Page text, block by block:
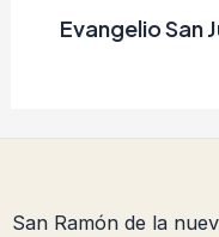
Evangelio San
San Ramón de la